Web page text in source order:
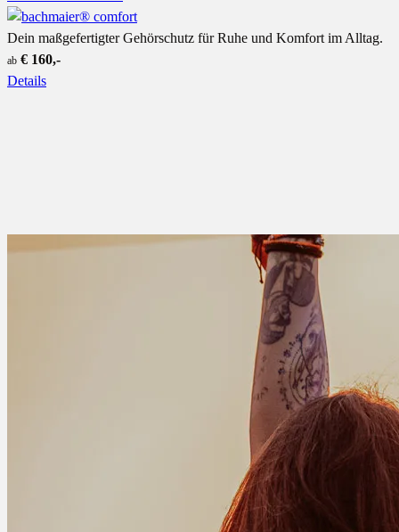
Dein maßgefertigter Gehörschutz für Ruhe und Komfort im Alltag.
ab € 160,-
Details